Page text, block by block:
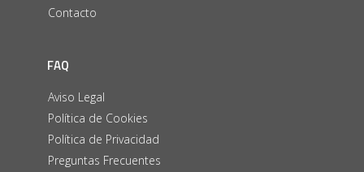
Contacto
FAQ
Aviso Legal
Política de Cookies
Política de Privacidad
Preguntas Frecuentes